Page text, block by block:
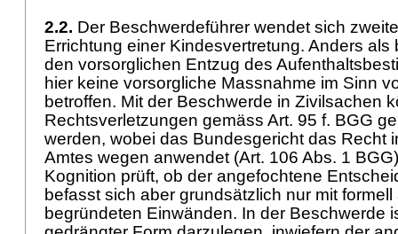
2.2. Der Beschwerdeführer wendet sich
Errichtung einer Kindesvertretung. Anders als
den vorsorglichen Entzug des
hier keine vorsorgliche Massnahme im Sinn
betroffen. Mit der Beschwerde in Zivilsachen
Rechtsverletzungen gemäss Art. 95 f. BGG
werden, wobei das Bundesgericht das Recht
Amtes wegen anwendet (Art. 106 Abs. 1 BGG
Kognition prüft, ob der angefochtene
befasst sich aber grundsätzlich nur mit
begründeten Einwänden. In der Beschwerde